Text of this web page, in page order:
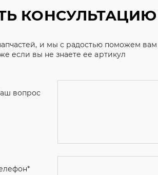
КОНСУЛЬТАЦИЮ
и мы с радостью поможем
если вы не знаете ее артикул
вопрос